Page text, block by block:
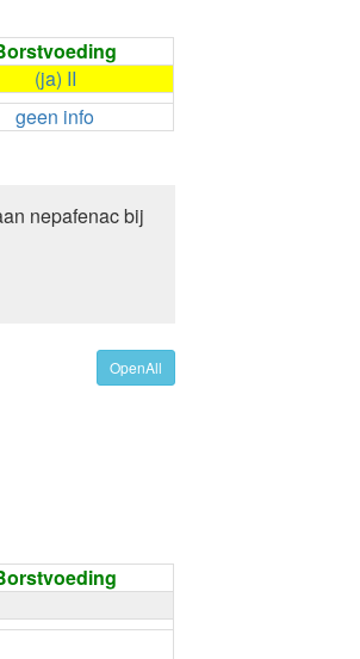
(ja) II
geen info
nepafenac bij
OpenAll